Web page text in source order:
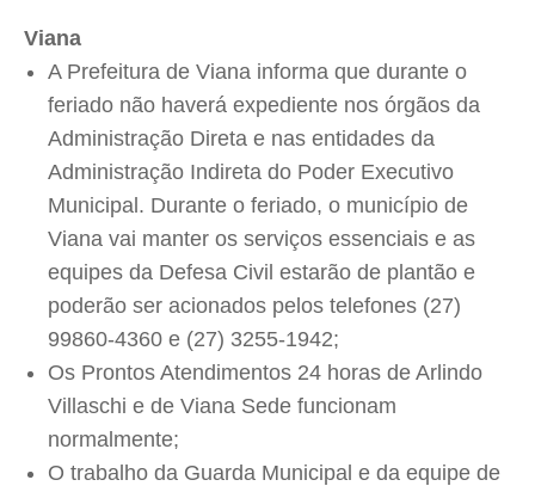
Viana
A Prefeitura de Viana informa que durante o
feriado não haverá expediente nos órgãos da
Administração Direta e nas entidades da
Administração Indireta do Poder Executivo
Municipal. Durante o feriado, o município de
Viana vai manter os serviços essenciais e as
equipes da Defesa Civil estarão de plantão e
poderão ser acionados pelos telefones (27)
99860-4360 e (27) 3255-1942;
Os Prontos Atendimentos 24 horas de Arlindo
Villaschi e de Viana Sede funcionam
normalmente;
O trabalho da Guarda Municipal e da equipe de